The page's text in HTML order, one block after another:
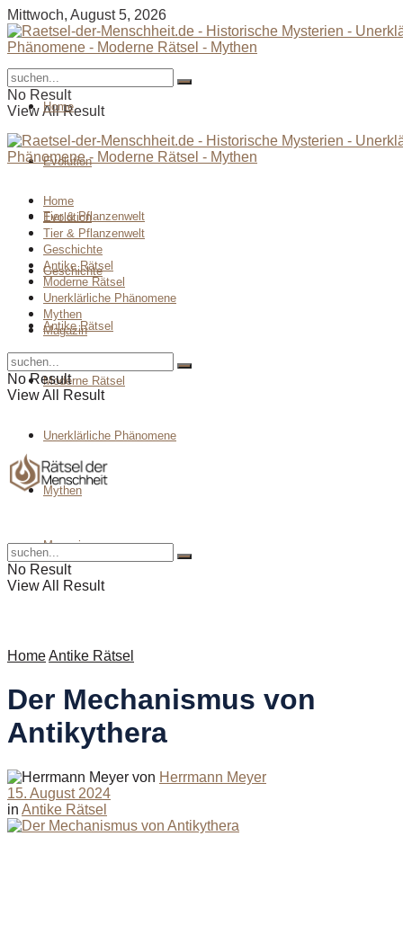
Mittwoch, August 5, 2026
No Result
View All Result
Home
Evolution
Tier & Pflanzenwelt
Geschichte
Antike Rätsel
Moderne Rätsel
Unerklärliche Phänomene
Mythen
Magazin
Home
Evolution
Tier & Pflanzenwelt
Geschichte
Antike Rätsel
Moderne Rätsel
Unerklärliche Phänomene
Mythen
Magazin
No Result
View All Result
No Result
View All Result
HomeAntike Rätsel
Der Mechanismus von
Antikythera
von Herrmann Meyer
15. August 2024
in Antike Rätsel